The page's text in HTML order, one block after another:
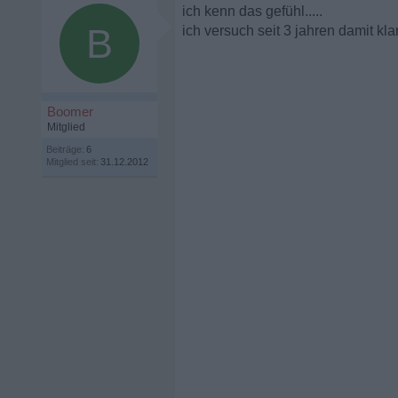
B
Boomer
Mitglied
Beiträge: 6
Mitglied seit: 31.12.2012
ich kenn das gefühl.....
ich versuch seit 3 jahren damit